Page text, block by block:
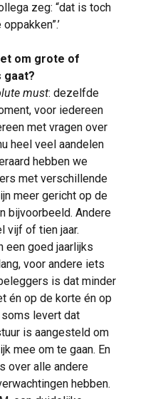
zeg: “dat is toch
om grote of
gaat?
must: dezelfde
voor iedereen
met vragen over
heel veel aandelen
hebben we
met verschillende
meer gericht op de
bijvoorbeeld. Andere
vijf of tien jaar.
een goed jaarlijks
voor andere iets
is dat minder
én op de korte én op
levert dat
is aangesteld om
mee om te gaan. En
over alle andere
hebben.